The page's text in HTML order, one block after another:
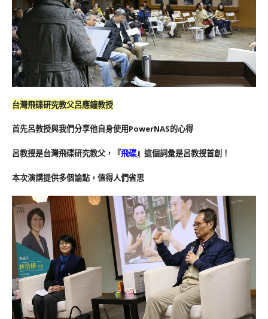
台灣飛碟研究教父呂應鐘教授
首先呂教授與我們分享他自身使用PowerNAS的心得
呂教授是台灣飛碟研究教父，『飛碟』這個詞彙是呂教授首創！
本次演講提供多個論點，值得人們省思